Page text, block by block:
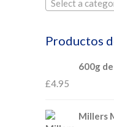
Select a
Productos
600g
£4.95
Millers